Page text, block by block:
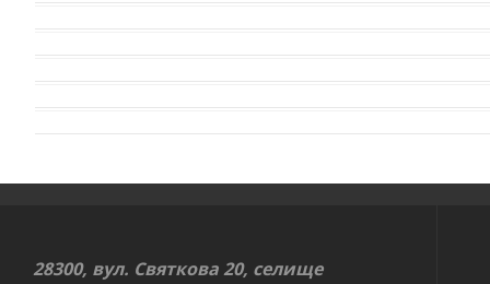
28300, вул. Святкова 20, селище